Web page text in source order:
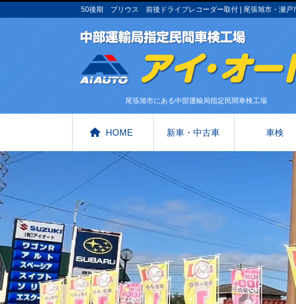
50後期 プリウス 前後ドライブレコーダー取付 | 尾張旭市・瀬戸
尾張旭市にある中部運輸局指定民間車検工場
HOME 新車・中古車 車検